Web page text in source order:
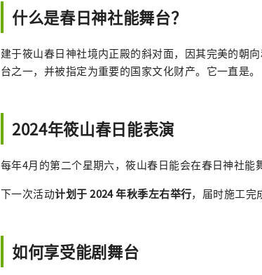
什么是春日神社能舞台？
建于筱山春日神社境内正殿的斜对面，因其完美的朝
台之一，并被指定为重要的国家文化财产。它一直是。
2024年筱山春日能表演
每年4月的第二个星期六，筱山春日能会在春日神社能
下一次活动计划于 2024 年秋季左右举行，届时施工完
如何享受能剧舞台